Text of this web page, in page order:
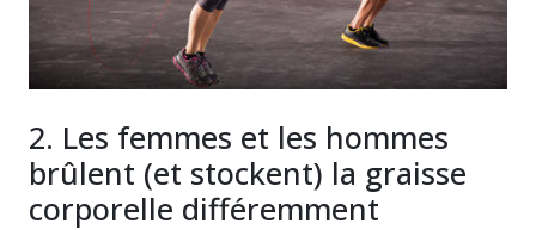
2. Les femmes et les hommes
brûlent (et stockent) la graisse
corporelle différemment